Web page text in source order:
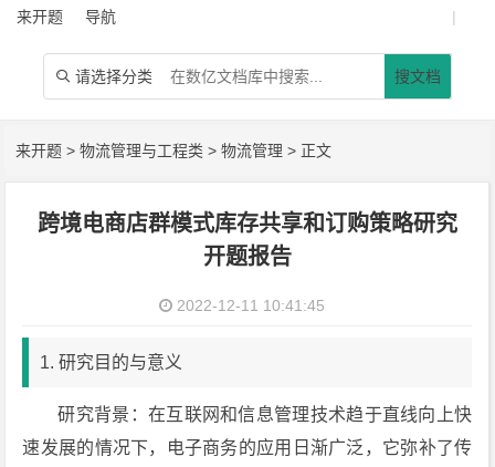
来开题 导航 |
 请选择分类 搜文档
来开题 >物流管理与工程类 >物流管理 > 正文
跨境电商店群模式库存共享和订购策略研究
开题报告
2022-12-11 10:41:45
1. 研究目的与意义
研究背景：在互联网和信息管理技术趋于直线向上快
速发展的情况下，电子商务的应用日渐广泛，它弥补了传